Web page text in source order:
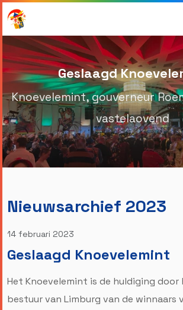
Geslaagd
Knoevelemint, gouverneur
vastelaovend
Nieuwsarchief 2023
14 februari 2023
Geslaagd Knoevelemint
Het Knoevelemint is de huldiging
bestuur van Limburg van de winnaars